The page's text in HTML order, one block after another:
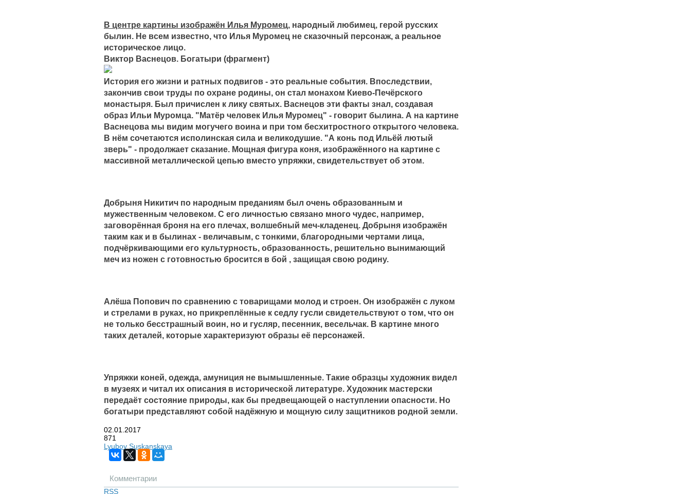
В центре картины изображён Илья Муромец, народный любимец, герой русских
былин. Не всем известно, что Илья Муромец не сказочный персонаж, а реальное
историческое лицо.
Виктор Васнецов. Богатыри (фрагмент)
История его жизни и ратных подвигов - это реальные события. Впоследствии,
закончив свои труды по охране родины, он стал монахом Киево-Печёрского
монастыря. Был причислен к лику святых. Васнецов эти факты знал, создавая
образ Ильи Муромца. "Матёр человек Илья Муромец" - говорит былина. А на картине
Васнецова мы видим могучего воина и при том бесхитростного открытого человека.
В нём сочетаются исполинская сила и великодушие. "А конь под Ильёй лютый
зверь" - продолжает сказание. Мощная фигура коня, изображённого на картине с
массивной металлической цепью вместо упряжки, свидетельствует об этом.
Добрыня Никитич по народным преданиям был очень образованным и
мужественным человеком. С его личностью связано много чудес, например,
заговорённая броня на его плечах, волшебный меч-кладенец. Добрыня изображён
таким как и в былинах - величавым, с тонкими, благородными чертами лица,
подчёркивающими его культурность, образованность, решительно вынимающий
меч из ножен с готовностью бросится в бой , защищая свою родину.
Алёша Попович по сравнению с товарищами молод и строен. Он изображён с луком
и стрелами в руках, но прикреплённые к седлу гусли свидетельствуют о том, что он
не только бесстрашный воин, но и гусляр, песенник, весельчак. В картине много
таких деталей, которые характеризуют образы её персонажей.
Упряжки коней, одежда, амуниция не вымышленные. Такие образцы художник видел
в музеях и читал их описания в исторической литературе. Художник мастерски
передаёт состояние природы, как бы предвещающей о наступлении опасности. Но
богатыри представляют собой надёжную и мощную силу защитников родной земли.
02.01.2017
871
Lyubov Suskanskaya
Комментарии
RSS